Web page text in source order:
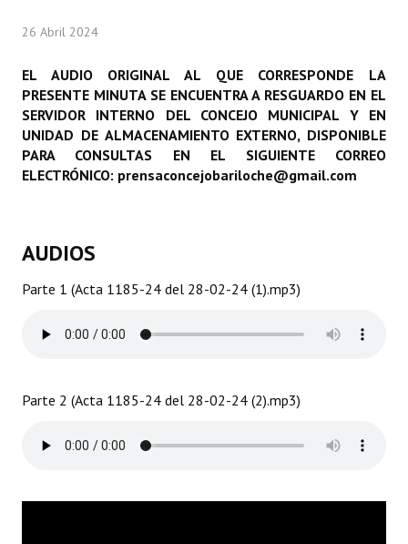
Comisiones Especiales
Concejales Mandato Cumplido
Programas
Informes de Gestión
26 Abril 2024
EL AUDIO ORIGINAL AL QUE CORRESPONDE LA
PRESENTE MINUTA SE ENCUENTRA A RESGUARDO EN EL
SERVIDOR INTERNO DEL CONCEJO MUNICIPAL Y EN
UNIDAD DE ALMACENAMIENTO EXTERNO, DISPONIBLE
PARA CONSULTAS EN EL SIGUIENTE CORREO
ELECTRÓNICO: prensaconcejobariloche@gmail.com
AUDIOS
Parte 1 (Acta 1185-24 del 28-02-24 (1).mp3)
Parte 2 (Acta 1185-24 del 28-02-24 (2).mp3)